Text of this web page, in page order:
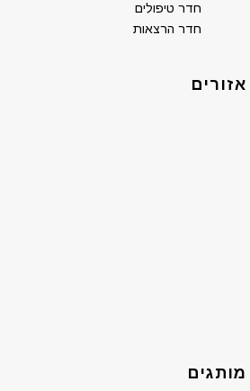
חדר טיפולים
חדר הרצאות